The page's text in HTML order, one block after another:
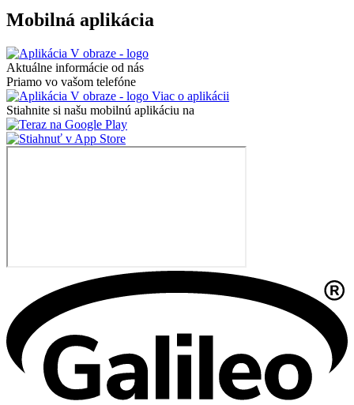
Mobilná aplikácia
Aktuálne informácie od nás
Priamo vo vašom telefóne
Viac o aplikácii
Stiahnite si našu mobilnú aplikáciu na